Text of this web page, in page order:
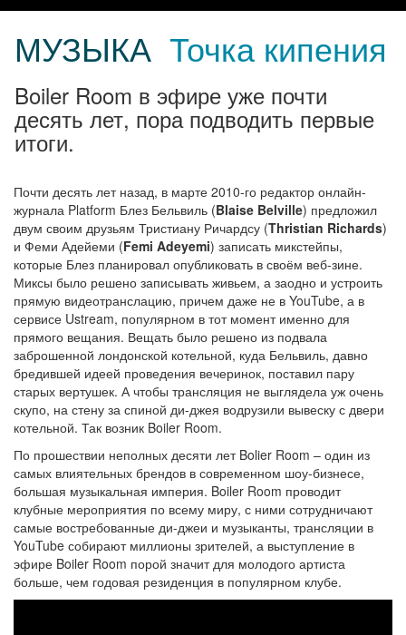
МУЗЫКА Точка кипения
Boiler Room в эфире уже почти
десять лет, пора подводить первые
итоги.
Почти десять лет назад, в марте 2010-го редактор онлайн-
журнала Platform Блез Бельвиль (Blaise Belville) предложил
двум своим друзьям Тристиану Ричардсу (Thristian Richards)
и Феми Адейеми (Femi Adeyemi) записать микстейпы,
которые Блез планировал опубликовать в своём веб-зине.
Миксы было решено записывать живьем, а заодно и устроить
прямую видеотранслацию, причем даже не в YouTube, а в
сервисе Ustream, популярном в тот момент именно для
прямого вещания. Вещать было решено из подвала
заброшенной лондонской котельной, куда Бельвиль, давно
бредившей идеей проведения вечеринок, поставил пару
старых вертушек. А чтобы трансляция не выглядела уж очень
скупо, на стену за спиной ди-джея водрузили вывеску с двери
котельной. Так возник Boiler Room.
По прошествии неполных десяти лет Bolier Room – один из
самых влиятельных брендов в современном шоу-бизнесе,
большая музыкальная империя. Boiler Room проводит
клубные мероприятия по всему миру, с ними сотрудничают
самые востребованные ди-джеи и музыканты, трансляции в
YouTube собирают миллионы зрителей, а выступление в
эфире Boiler Room порой значит для молодого артиста
больше, чем годовая резиденция в популярном клубе.